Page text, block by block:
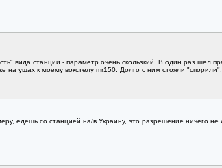
вида станции - параметр очень скользкий. В один раз шел
на ушах к моему вокстелу mr150. Долго с ним стояли "спорили".
едешь со станцией на/в Украину, это разрешение ничего